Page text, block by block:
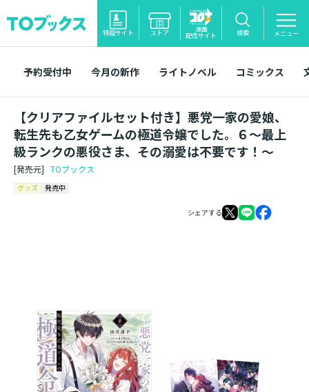
特設サイト ストア 漫画
配信サイト 検索 メニュー
予約受付中 今月の新作 ライトノベル コミックス
【クリアファイルセット付き】悪党一家の愛娘、
転生先も乙女ゲームの極道令嬢でした。６～最上
級ランクの悪役さま、その溺愛は不要です！～
[発売元] TOブックス
グッズ 発売中
シェアする